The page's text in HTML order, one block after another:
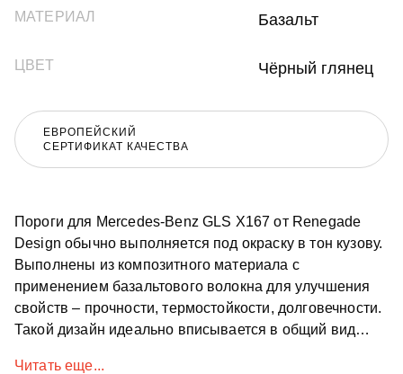
МАТЕРИАЛ Базальт
ЦВЕТ Чёрный глянец
ЕВРОПЕЙСКИЙ
СЕРТИФИКАТ КАЧЕСТВА
Пороги для Mercedes-Benz GLS X167 от Renegade
Design обычно выполняется под окраску в тон кузову.
Выполнены из композитного материала с
применением базальтового волокна для улучшения
свойств – прочности, термостойкости, долговечности.
Такой дизайн идеально вписывается в общий вид
Читать еще...